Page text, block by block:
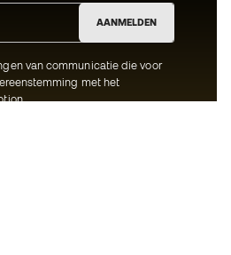
AANMELDEN
van communicatie die voor
met het